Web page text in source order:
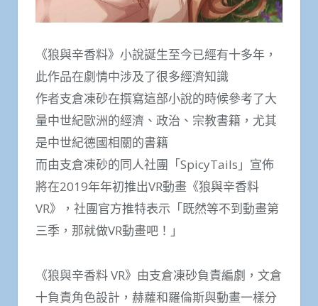
《狼與辛香料》小說誕生至今已經有十多年，
此作品在劇情中涉及了很多經濟知識
作者支倉凍砂在撰寫這部小說的時候參考了大
量中世紀歐洲的經濟、政治、宗教書籍，尤其
是中世紀德國相關的書籍
而由支倉凍砂的同人社團「SpicyTails」宣佈
將在2019年年初推出VR動畫《狼與辛香料
VR》，社團官方推特表示「既然等不到動畫第
三季，那就做VR動畫吧！」
《狼與辛香料 VR》由支倉凍砂負責編劇，文倉
十負責角色設計，赫蘿和羅倫斯與動畫一樣分